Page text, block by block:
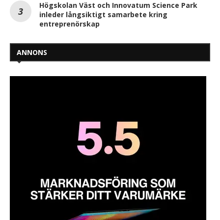
Högskolan Väst och Innovatum Science Park
inleder långsiktigt samarbete kring
entreprenörskap
ANNONS